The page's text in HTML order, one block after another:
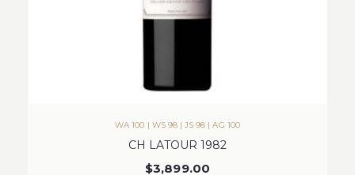
WA 100 | WS 98 | JS 98 | AG 100
CH LATOUR 1982
$3,899.00